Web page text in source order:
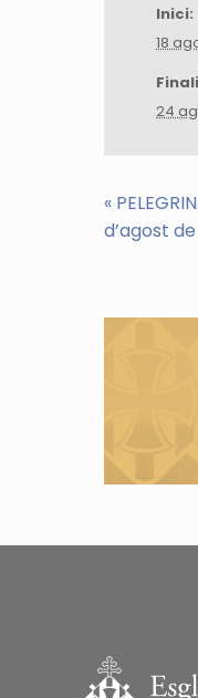
Inici:
18
24
«
d’agost